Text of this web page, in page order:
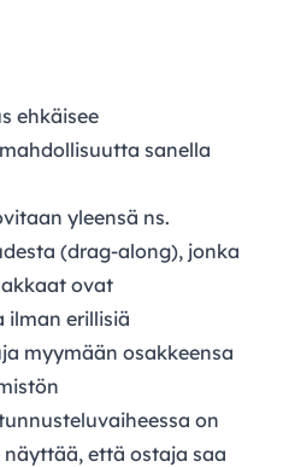
ehkäisee
sanella
yleensä ns.
(drag-along), jonka
ovat
ilman erillisiä
myymään osakkeensa
on
että ostaja saa